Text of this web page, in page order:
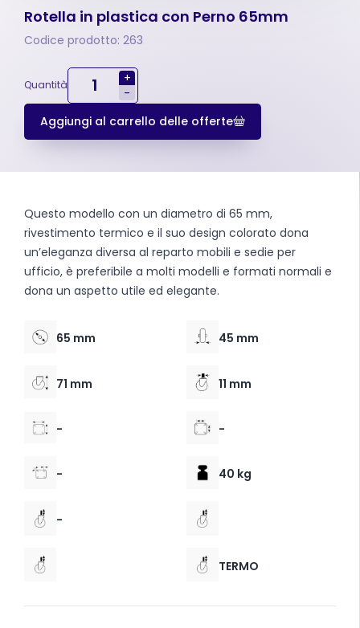
Rotella in plastica con Perno 65mm
Codice prodotto: 263
Quantità
+
-
Aggiungi al carrello delle offerte
Questo modello con un diametro di 65 mm,
rivestimento termico e il suo design colorato dona
un’eleganza diversa al reparto mobili e sedie per
ufficio, è preferibile a molti modelli e formati normali e
dona un aspetto utile ed elegante.
65 mm 45 mm
71 mm 11 mm
- -
- 40 kg
-
TERMO